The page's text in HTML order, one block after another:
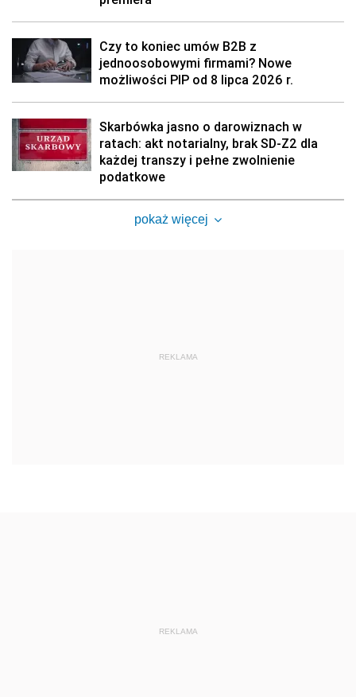
Czy to koniec umów B2B z
jednoosobowymi firmami? Nowe
możliwości PIP od 8 lipca 2026 r.
Skarbówka jasno o darowiznach w
ratach: akt notarialny, brak SD-Z2 dla
każdej transzy i pełne zwolnienie
podatkowe
pokaż więcej
REKLAMA
REKLAMA